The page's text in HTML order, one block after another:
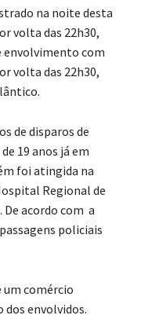
na noite desta
volta das 22h30,
envolvimento com
volta das 22h30,
de disparos de
19 anos já em
foi atingida na
Regional de
acordo com a
policiais
comércio
envolvidos.